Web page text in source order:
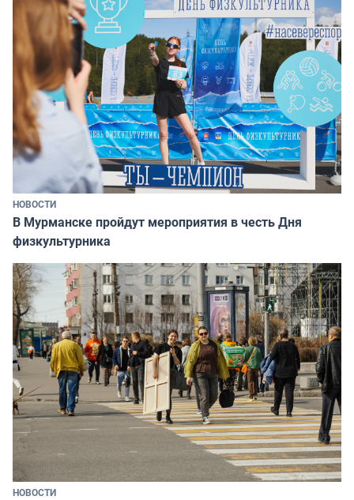
НОВОСТИ
В Мурманске пройдут мероприятия в честь Дня
физкультурника
НОВОСТИ